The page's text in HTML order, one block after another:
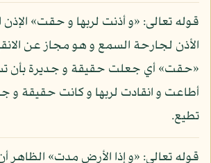
قوله تعالى: «و أذنت لربها و حقت» الإذن
الأذن لجارحة السمع و هو مجاز عن
«حقت» أي جعلت حقيقة و جديرة بأن
أطاعت و انقادت لربها و كانت حقيقة و
تطيع.
قوله تعالى: «و إذا الأرض مدت» الظاهر